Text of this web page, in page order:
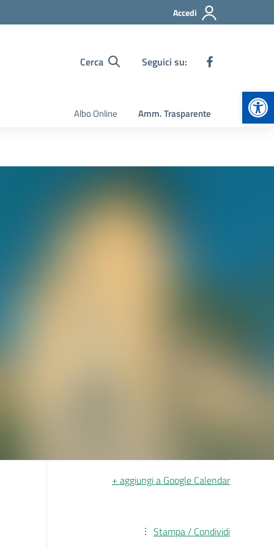
Accedi
Cerca Seguici su:
Albo Online Amm. Trasparente
+ aggiungi a Google Calendar
Stampa / Condividi